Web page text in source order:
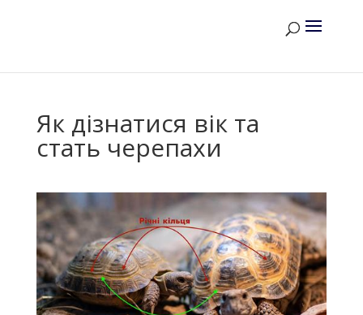
Як дізнатися вік та
стать черепахи